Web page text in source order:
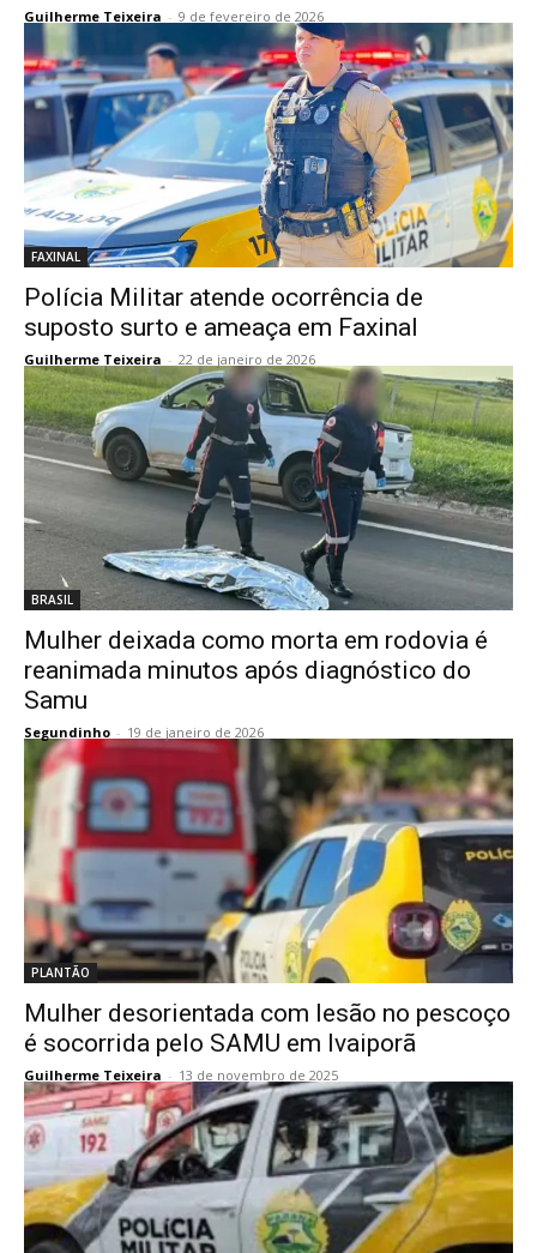
Guilherme Teixeira - 9 de fevereiro de 2026
FAXINAL
Polícia Militar atende ocorrência de
suposto surto e ameaça em Faxinal
Guilherme Teixeira - 22 de janeiro de 2026
BRASIL
Mulher deixada como morta em rodovia é
reanimada minutos após diagnóstico do
Samu
Segundinho - 19 de janeiro de 2026
PLANTÃO
Mulher desorientada com lesão no pescoço
é socorrida pelo SAMU em Ivaiporã
Guilherme Teixeira - 13 de novembro de 2025